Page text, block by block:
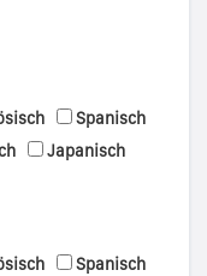
Spanisch
Japanisch
Spanisch